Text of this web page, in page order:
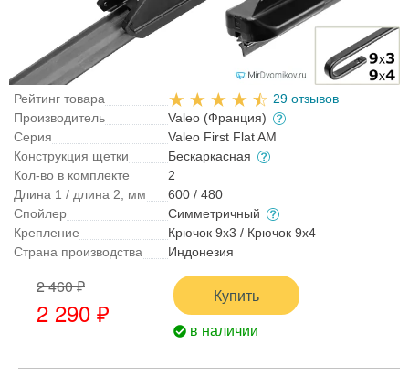
Рейтинг товара
29 отзывов
Производитель
Valeo (Франция)
Серия
Valeo First Flat AM
Конструкция щетки
Бескаркасная
Кол-во в комплекте
2
Длина 1 / длина 2, мм
600 / 480
Спойлер
Симметричный
Крепление
Крючок 9x3 / Крючок 9x4
Страна производства
Индонезия
2 460 ₽
2 290 ₽
Купить
в наличии